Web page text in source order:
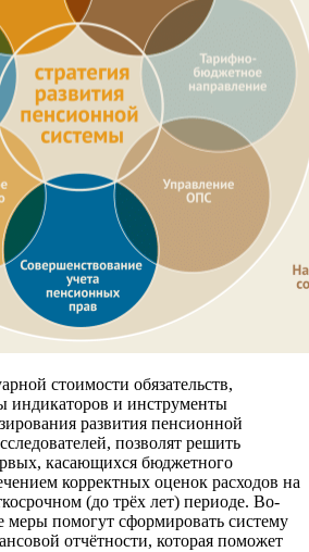
стоимости обязательств,
индикаторов и инструменты
развития пенсионной
позволят решить
касающихся бюджетного
корректных оценок расходов на
(до трёх лет) периоде. Во-
помогут сформировать систему
отчётности, которая поможет